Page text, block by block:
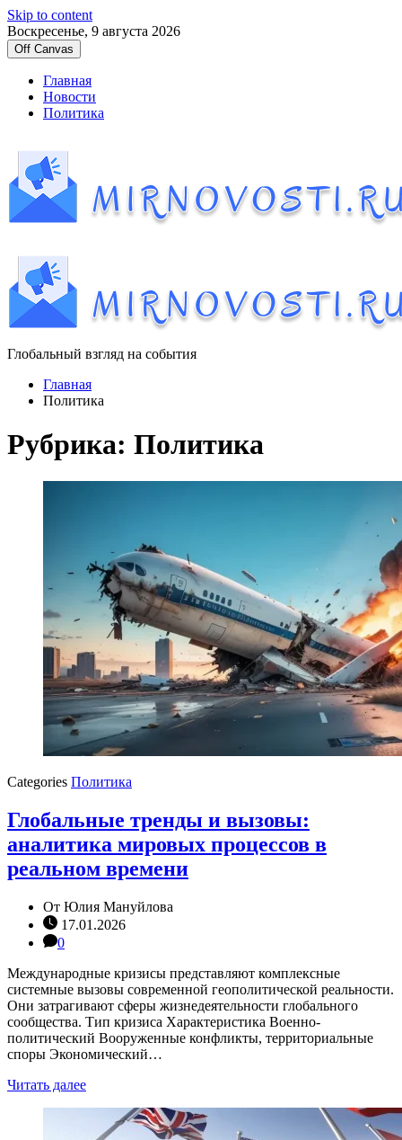
Skip to content
Воскресенье, 9 августа 2026
Off Canvas
Главная
Новости
Политика
Глобальный взгляд на события
Главная
Политика
Рубрика: Политика
Categories Политика
Глобальные тренды и вызовы:
аналитика мировых процессов в
реальном времени
От Юлия Мануйлова
17.01.2026
0
Международные кризисы представляют комплексные
системные вызовы современной геополитической реальности.
Они затрагивают сферы жизнедеятельности глобального
сообщества. Тип кризиса Характеристика Военно-
политический Вооруженные конфликты, территориальные
споры Экономический…
Читать далее